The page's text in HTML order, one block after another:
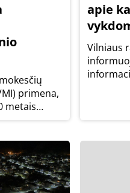
primena,
metais
apie
Vilniaus